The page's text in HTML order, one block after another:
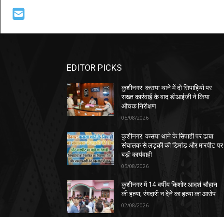
EDITOR PICKS
कुशीनगर: कसया थाने में दो सिपाहियों पर
सख्त कार्रवाई के बाद डीआईजी ने किया
औचक निरीक्षण
05/08/2026
कुशीनगर: कसया थाने के सिपाही पर ढाबा
संचालक से लड़की की डिमांड और मारपीट पर
बड़ी कार्यवाही
05/08/2026
कुशीनगर में 14 वर्षीय किशोर आदर्श चौहान
की हत्या, रंगदारी न देने का हत्या का आरोप
02/08/2026